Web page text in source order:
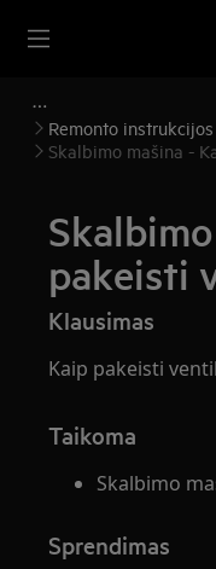
Remonto
mašinos ir
Skalbimo mašina -
pakeisti
Klausimas
Kaip pakeisti
Taikoma
Skalbimo
Sprendimas